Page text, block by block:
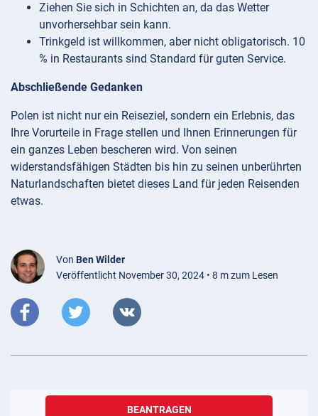
Ziehen Sie sich in Schichten an, da das Wetter
unvorhersehbar sein kann.
Trinkgeld ist willkommen, aber nicht obligatorisch. 10
% in Restaurants sind Standard für guten Service.
Abschließende Gedanken
Polen ist nicht nur ein Reiseziel, sondern ein Erlebnis, das
Ihre Vorurteile in Frage stellen und Ihnen Erinnerungen für
ein ganzes Leben bescheren wird. Von seinen
widerstandsfähigen Städten bis hin zu seinen unberührten
Naturlandschaften bietet dieses Land für jeden Reisenden
etwas.
Von Ben Wilder
Veröffentlicht November 30, 2024 • 8 m zum Lesen
BEANTRAGEN